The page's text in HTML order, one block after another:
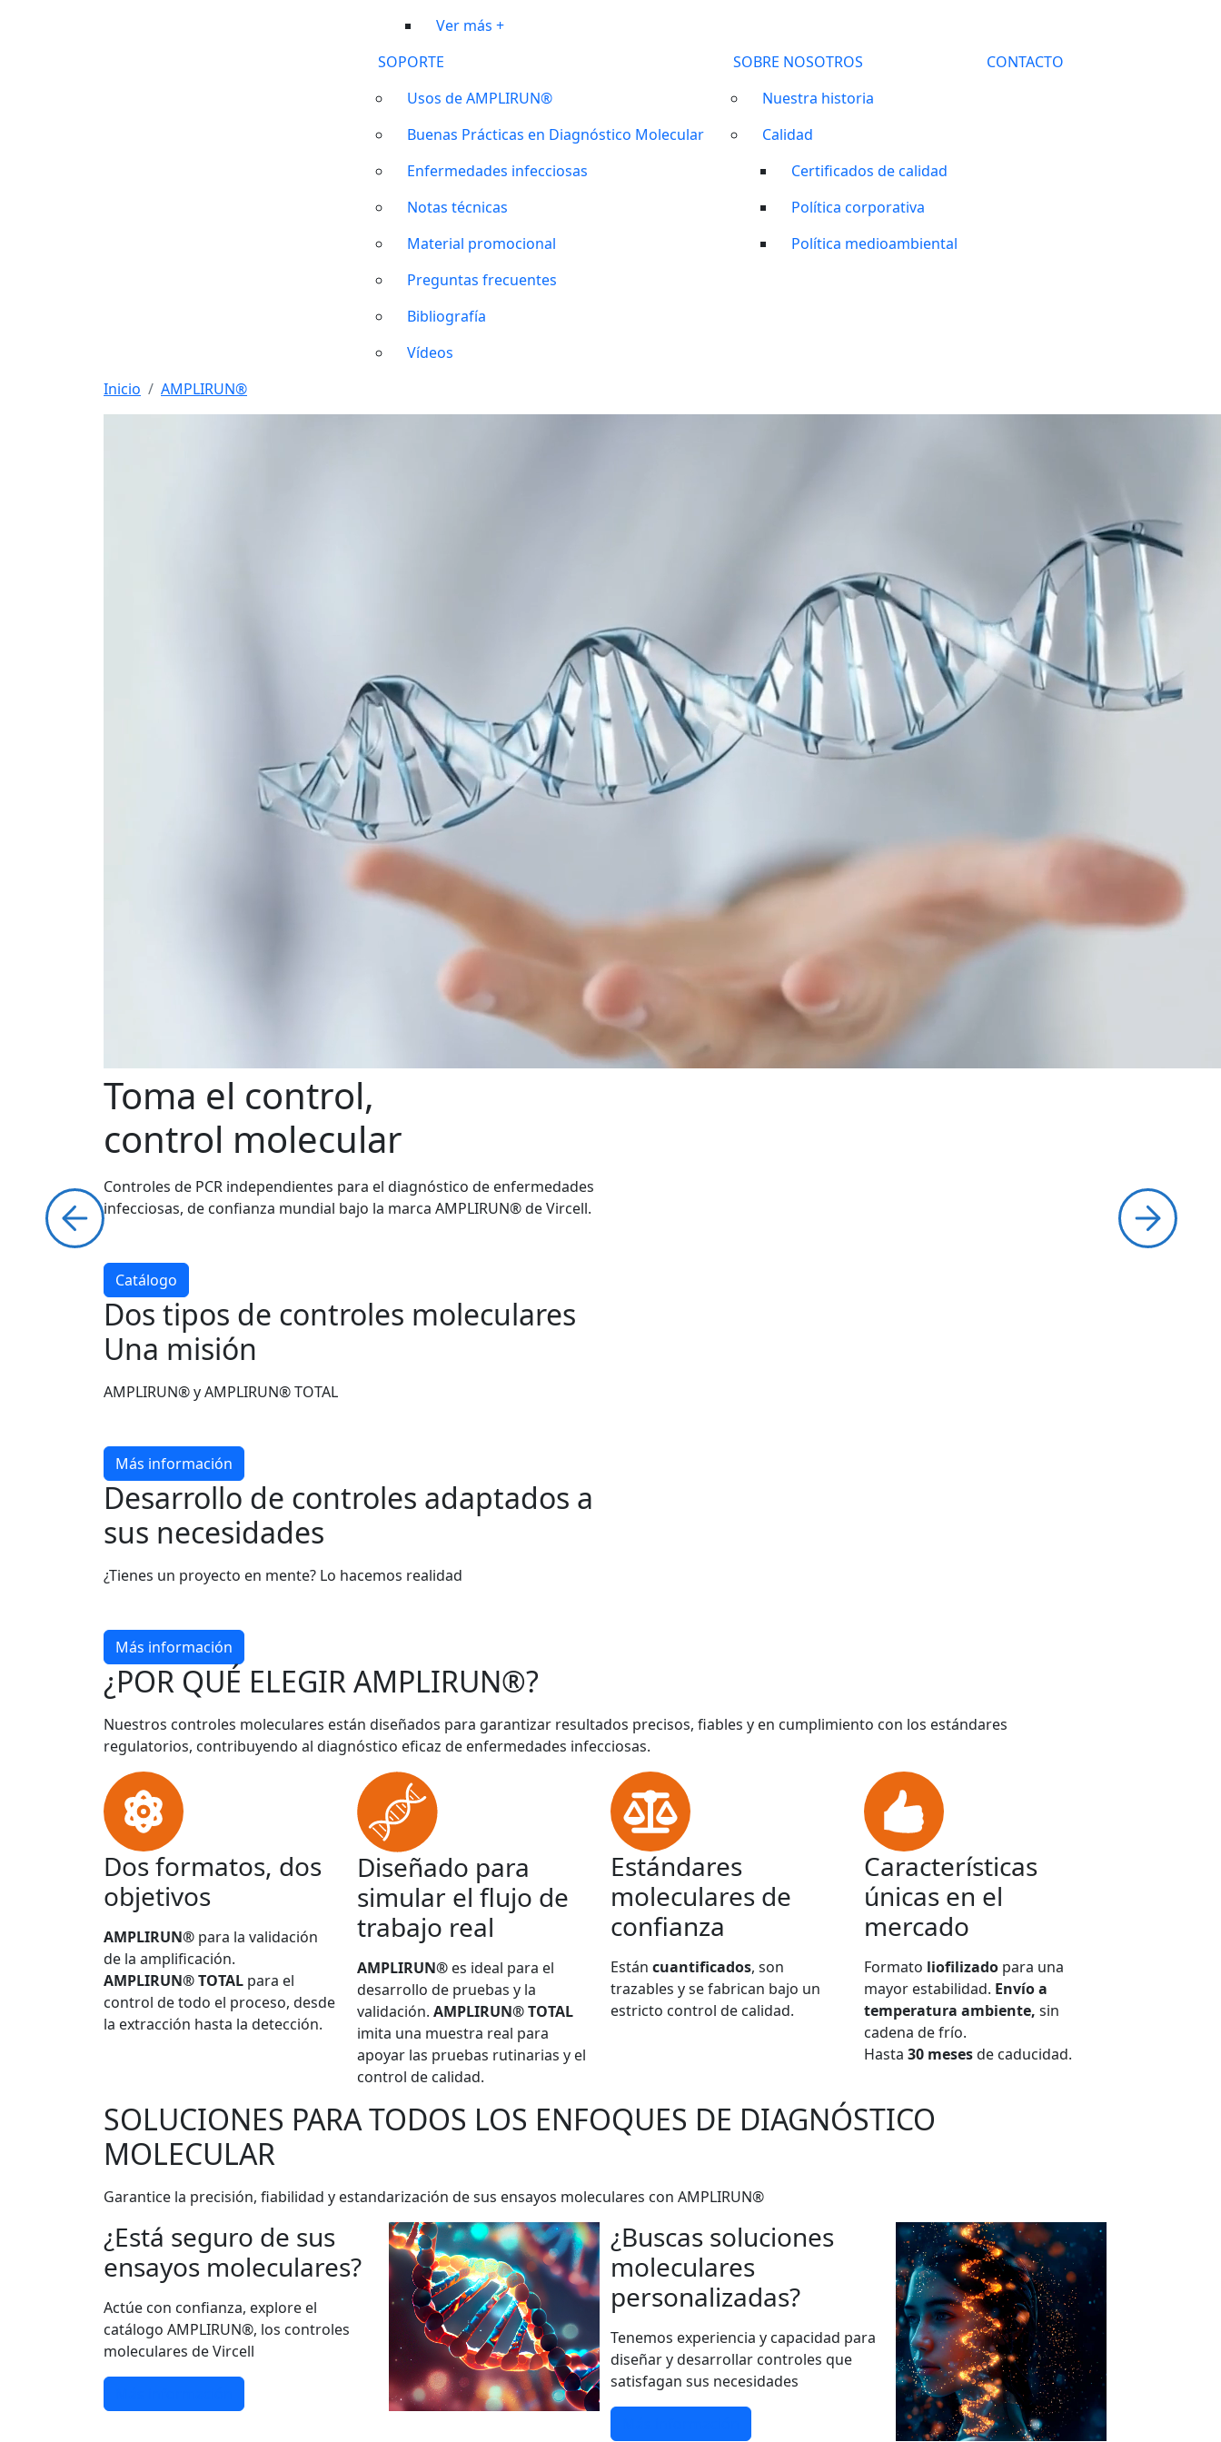
Ver más +
SOPORTE
Usos de AMPLIRUN®
Buenas Prácticas en Diagnóstico Molecular
Enfermedades infecciosas
Notas técnicas
Material promocional
Preguntas frecuentes
Bibliografía
Vídeos
SOBRE NOSOTROS
Nuestra historia
Calidad
Certificados de calidad
Política corporativa
Política medioambiental
CONTACTO
Inicio AMPLIRUN®
Toma el control,
control molecular
Controles de PCR independientes para el diagnóstico de enfermedades
infecciosas, de confianza mundial bajo la marca AMPLIRUN® de Vircell.
Catálogo
Dos tipos de controles moleculares
Una misión
AMPLIRUN® y AMPLIRUN® TOTAL
Más información
Desarrollo de controles adaptados a
sus necesidades
¿Tienes un proyecto en mente? Lo hacemos realidad
Más información
¿POR QUÉ ELEGIR AMPLIRUN®?
Nuestros controles moleculares están diseñados para garantizar resultados precisos, fiables y en cumplimiento con los estándares
regulatorios, contribuyendo al diagnóstico eficaz de enfermedades infecciosas.
Dos formatos, dos
objetivos
AMPLIRUN® para la validación
de la amplificación.
AMPLIRUN® TOTAL para el
control de todo el proceso, desde
la extracción hasta la detección.
Diseñado para
simular el flujo de
trabajo real
AMPLIRUN® es ideal para el
desarrollo de pruebas y la
validación. AMPLIRUN® TOTAL
imita una muestra real para
apoyar las pruebas rutinarias y el
control de calidad.
Estándares
moleculares de
confianza
Están cuantificados, son
trazables y se fabrican bajo un
estricto control de calidad.
Características
únicas en el
mercado
Formato liofilizado para una
mayor estabilidad. Envío a
temperatura ambiente, sin
cadena de frío.
Hasta 30 mesesde caducidad.
SOLUCIONES PARA TODOS LOS ENFOQUES DE DIAGNÓSTICO
MOLECULAR
Garantice la precisión, fiabilidad y estandarización de sus ensayos moleculares con AMPLIRUN®
¿Está seguro de sus
ensayos moleculares?
Actúe con confianza, explore el
catálogo AMPLIRUN®, los controles
moleculares de Vircell
¿Buscas soluciones
moleculares
personalizadas?
Tenemos experiencia y capacidad para
diseñar y desarrollar controles que
satisfagan sus necesidades